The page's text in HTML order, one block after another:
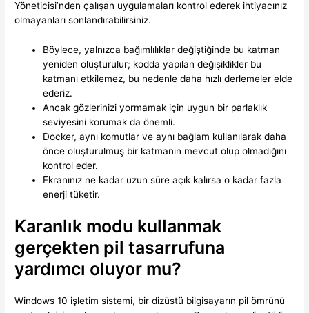
Yöneticisi’nden çalışan uygulamaları kontrol ederek ihtiyacınız
olmayanları sonlandırabilirsiniz.
Böylece, yalnızca bağımlılıklar değiştiğinde bu katman
yeniden oluşturulur; kodda yapılan değişiklikler bu
katmanı etkilemez, bu nedenle daha hızlı derlemeler elde
ederiz.
Ancak gözlerinizi yormamak için uygun bir parlaklık
seviyesini korumak da önemli.
Docker, aynı komutlar ve aynı bağlam kullanılarak daha
önce oluşturulmuş bir katmanın mevcut olup olmadığını
kontrol eder.
Ekranınız ne kadar uzun süre açık kalırsa o kadar fazla
enerji tüketir.
Karanlık modu kullanmak
gerçekten pil tasarrufuna
yardımcı oluyor mu?
Windows 10 işletim sistemi, bir dizüstü bilgisayarın pil ömrünü